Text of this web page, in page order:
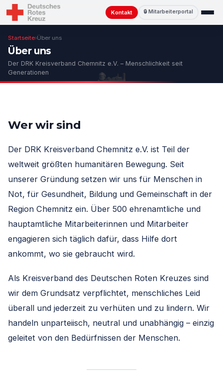
Kontakt 🔒 Mitarbeiterportal
Startseite›Über uns
Über uns
Der DRK Kreisverband Chemnitz e.V. – Menschlichkeit seit
Generationen
Wer wir sind
Der DRK Kreisverband Chemnitz e.V. ist Teil der
weltweit größten humanitären Bewegung. Seit
unserer Gründung setzen wir uns für Menschen in
Not, für Gesundheit, Bildung und Gemeinschaft in der
Region Chemnitz ein. Über 500 ehrenamtliche und
hauptamtliche Mitarbeiterinnen und Mitarbeiter
engagieren sich täglich dafür, dass Hilfe dort
ankommt, wo sie gebraucht wird.
Als Kreisverband des Deutschen Roten Kreuzes sind
wir dem Grundsatz verpflichtet, menschliches Leid
überall und jederzeit zu verhüten und zu lindern. Wir
handeln unparteiisch, neutral und unabhängig – einzig
geleitet von den Bedürfnissen der Menschen.